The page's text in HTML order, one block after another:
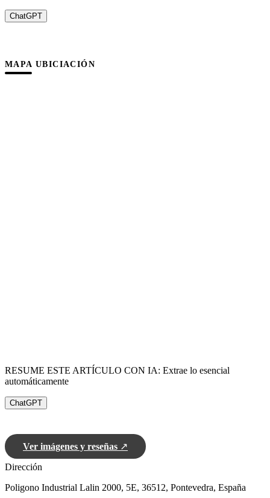
ChatGPT
MAPA UBICIACIÓN
RESUME ESTE ARTÍCULO CON IA: Extrae lo esencial
automáticamente
ChatGPT
Ver imágenes y reseñas ↗
Dirección
Poligono Industrial Lalin 2000, 5E, 36512, Pontevedra, España